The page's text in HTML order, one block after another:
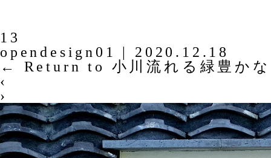
13
opendesign01
| 2020.12.18
←
Return to 小川流れる緑豊か
‹
›